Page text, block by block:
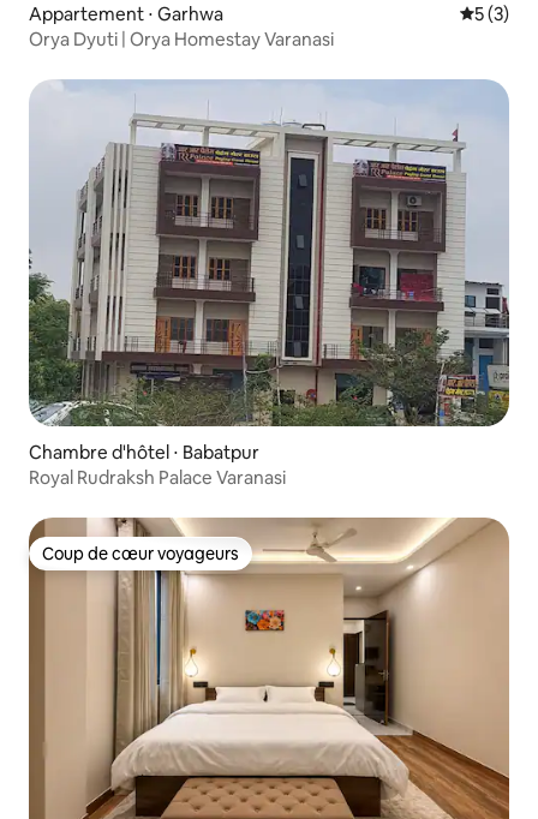
Appartement ⋅ Garhwa
5 (3)
Orya Dyuti | Orya Homestay Varanasi
Chambre d'hôtel ⋅ Babatpur
Royal Rudraksh Palace Varanasi
Coup de cœur voyageurs
Coup de cœur voyageurs